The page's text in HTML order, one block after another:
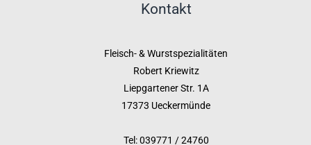
Kontakt
Fleisch- & Wurstspezialitäten
Robert Kriewitz
Liepgartener Str. 1A
17373 Ueckermünde
Tel: 039771 / 24760